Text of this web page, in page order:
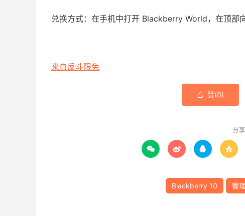
兑换方式：在手机中打开 Blackberry World，在顶部
来自反斗限免
 赞(0)
分
   
Blackberry 10 管理